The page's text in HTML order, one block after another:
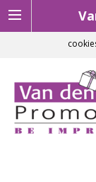
Om onze website